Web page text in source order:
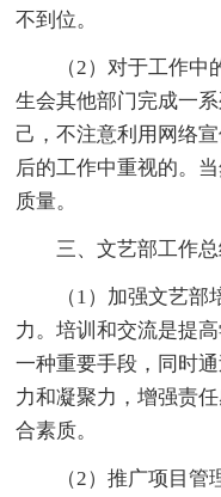
不到位。
（2）对于工作
生会其他部门完成一
己，不注意利用网络
后的工作中重视的。
质量。
三、文艺部工作
（1）加强文艺
力。培训和交流是提
一种重要手段，同时
力和凝聚力，增强责
合素质。
（2）推广项目